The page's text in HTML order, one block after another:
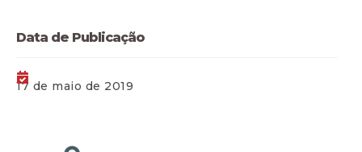
Data de Publicação
17 de maio de 2019